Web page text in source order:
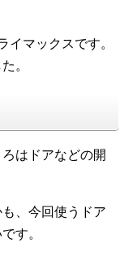
イマックスです。
。
はドアなどの開
、今回使うドア
す。